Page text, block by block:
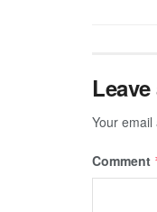
Your
Comment